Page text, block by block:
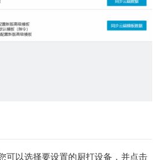
可以选择要设置的厨打设备，并点击